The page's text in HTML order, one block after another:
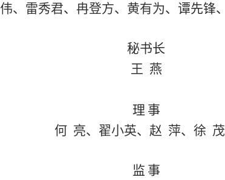
伟、 雷秀君、 冉登方、 黄有为、 谭先锋、
秘书长
王 燕
理 事
何 亮、 翟小英、 赵 萍、 徐 茂
监 事